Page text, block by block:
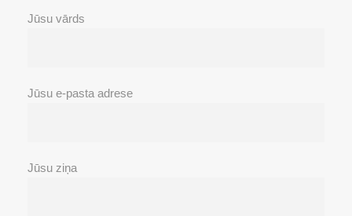
Jūsu vārds
Jūsu e-pasta adrese
Jūsu ziņa